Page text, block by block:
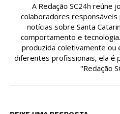
A Redação SC24h reúne
colaboradores
notícias sobre Santa
comportamento e
produzida coletivamente ou
diferentes profissionais, ela é
"Redação